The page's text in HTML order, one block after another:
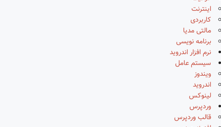
اینترنت
کاربردی
مالتی مدیا
برنامه نویسی
نرم افزار اندروید
سیستم عامل
ویندوز
اندروید
لینوکس
وردپرس
قالب وردپرس